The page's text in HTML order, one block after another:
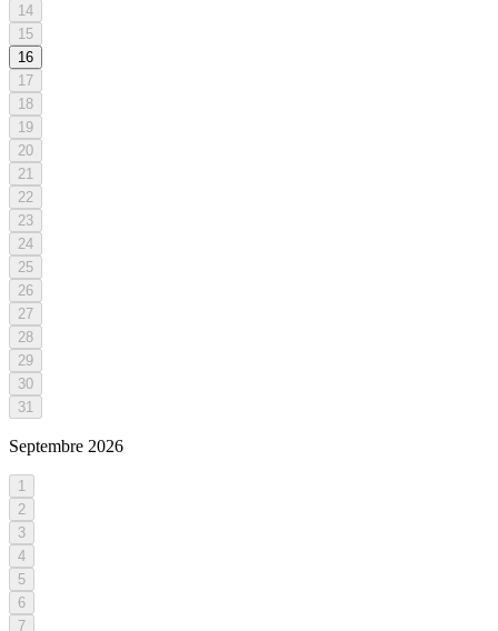
14
15
16
17
18
19
20
21
22
23
24
25
26
27
28
29
30
31
Septembre 2026
1
2
3
4
5
6
7